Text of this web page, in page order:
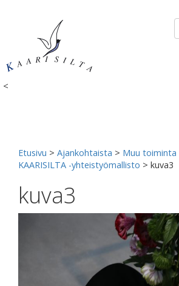
<
Etusivu > Ajankohtaista > Muu toiminta
KAARISILTA -yhteistyömallisto > kuva3
kuva3